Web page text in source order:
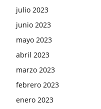
julio 2023
junio 2023
mayo 2023
abril 2023
marzo 2023
febrero 2023
enero 2023